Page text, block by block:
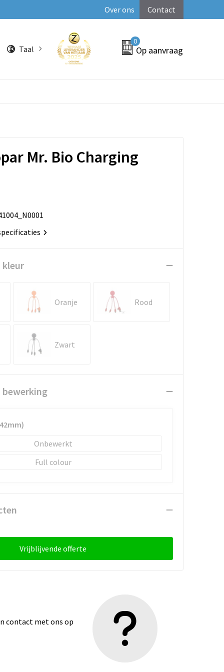
Over ons Contact
Taal
0
Op aanvraag
Mr. Bio Charging
kleur
Oranje Rood
Zwart
bewerking
Onbewerkt
Full colour
Vrijblijvende offerte
contact met ons op